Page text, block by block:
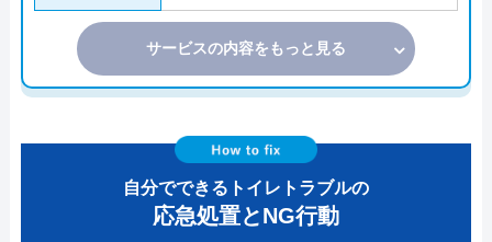
サービスの内容をもっと見る
自分でできるトイレトラブルの
応急処置とNG行動